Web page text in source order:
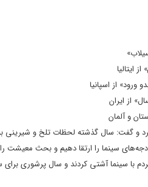
ایتالیا
ورود» از اسپانیا
از ایران
و آلمان
گفت: سال گذشته لحظات تلخ و شیرینی
سینما را ارتقا دهیم و بحث معیشت
با سینما آشتی کردند و سال پرشوری برای